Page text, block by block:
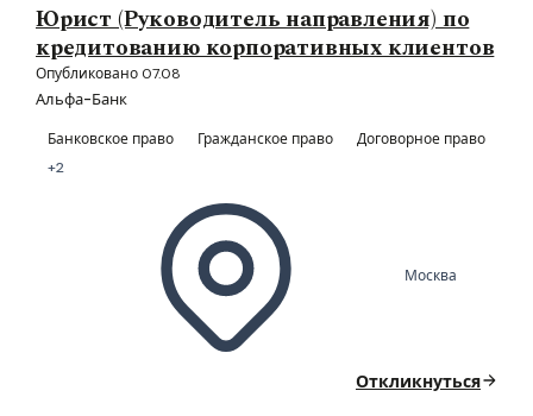
Юрист (Руководитель направления) по
кредитованию корпоративных клиентов
Опубликовано 07.08
Альфа-Банк
Банковское право Гражданское право
Договорное право
+2
Москва
Откликнуться